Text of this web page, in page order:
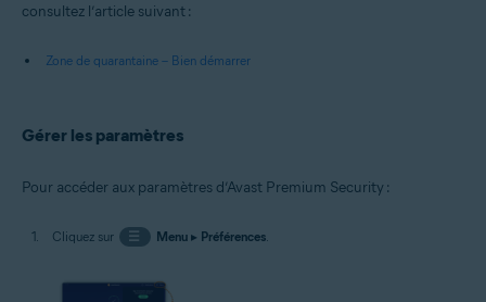
consultez l’article suivant :
Zone de quarantaine – Bien démarrer
Gérer les paramètres
Pour accéder aux paramètres d’Avast Premium Security :
Cliquez sur ☰ Menu▸ Préférences.